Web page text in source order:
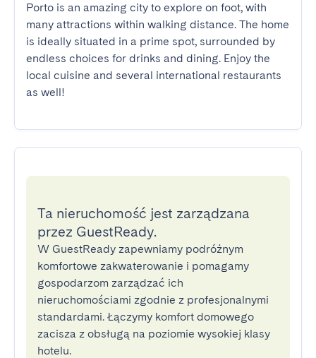
Porto is an amazing city to explore on foot, with
many attractions within walking distance. The home
is ideally situated in a prime spot, surrounded by
endless choices for drinks and dining. Enjoy the
local cuisine and several international restaurants
as well!
Ta nieruchomość jest zarządzana
przez GuestReady.
W GuestReady zapewniamy podróżnym
komfortowe zakwaterowanie i pomagamy
gospodarzom zarządzać ich
nieruchomościami zgodnie z profesjonalnymi
standardami. Łączymy komfort domowego
zacisza z obsługą na poziomie wysokiej klasy
hotelu.